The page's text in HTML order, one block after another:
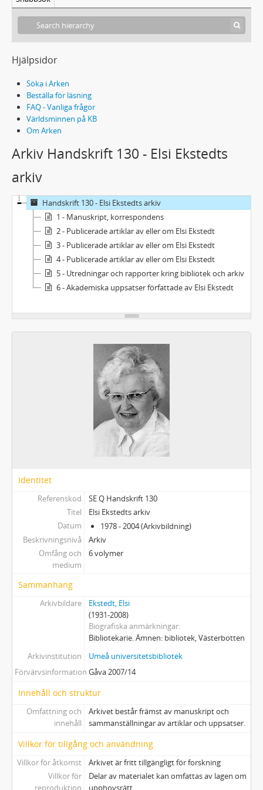
Hjälpsidor
Söka i Arken
Beställa för läsning
FAQ - Vanliga frågor
Världsminnen på KB
Om Arken
Arkiv Handskrift 130 - Elsi Ekstedts
arkiv
Handskrift 130 - Elsi Ekstedts arkiv
1 - Manuskript, korrespondens
2 - Publicerade artiklar av eller om Elsi Ekstedt
3 - Publicerade artiklar av eller om Elsi Ekstedt
4 - Publicerade artiklar av eller om Elsi Ekstedt
5 - Utredningar och rapporter kring bibliotek och arkiv
6 - Akademiska uppsatser författade av Elsi Ekstedt
Identitet
Referenskod
SE Q Handskrift 130
Titel
Elsi Ekstedts arkiv
Datum
1978 - 2004 (Arkivbildning)
Beskrivningsnivå
Arkiv
Omfång och
medium
6 volymer
Sammanhang
Arkivbildare
Ekstedt, Elsi
(1931-2008)
Biografiska anmärkningar
Bibliotekarie. Ämnen: bibliotek, Västerbotten
Arkivinstitution
Umeå universitetsbibliotek
Förvärvsinformation Gåva 2007/14
Innehåll och struktur
Omfattning och
innehåll
Arkivet består främst av manuskript och
sammanställningar av artiklar och uppsatser.
Villkor för tillgång och användning
Villkor för åtkomst
Arkivet är fritt tillgängligt för forskning
Villkor för
reproduktion
Delar av materialet kan omfattas av lagen om
upphovsrätt